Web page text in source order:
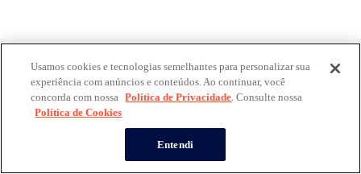
Usamos cookies e tecnologias semelhantes para personalizar sua
experiência com anúncios e conteúdos. Ao continuar, você
concorda com nossa Política de Privacidade. Consulte nossa
Política de Cookies
Entendi